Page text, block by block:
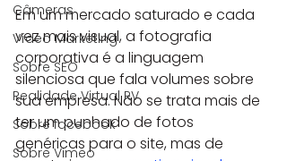
Câmeras
Vídeo Marketing
Sobre SEO
Realidade Virtual RV
Sobre facebook
Sobre Vimeo
Em um mercado saturado e cada
vez mais visual, a fotografia
corporativa é a linguagem
silenciosa que fala volumes sobre
sua empresa. Não se trata mais de
ter um punhado de fotos
genéricas para o site, mas de